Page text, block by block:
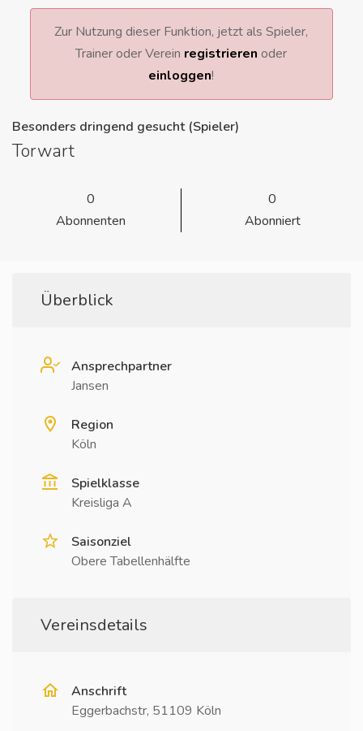
Zur Nutzung dieser Funktion, jetzt als Spieler,
Trainer oder Verein registrieren oder
einloggen!
Besonders dringend gesucht (Spieler)
Torwart
0
Abonnenten
0
Abonniert
Überblick
Ansprechpartner
Jansen
Region
Köln
Spielklasse
Kreisliga A
Saisonziel
Obere Tabellenhälfte
Vereinsdetails
Anschrift
Eggerbachstr, 51109 Köln